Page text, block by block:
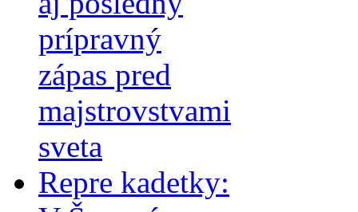
prípravný
zápas pred
majstrovstvami
sveta
Repre kadetky: